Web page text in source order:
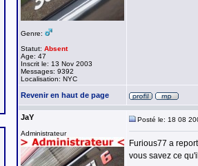
Genre:
Statut: Absent
Age: 47
Inscrit le: 13 Nov 2003
Messages: 9392
Localisation: NYC
Revenir en haut de page
JaY
Administrateur
Posté le: 18 08
Furious77 a
vous savez ce